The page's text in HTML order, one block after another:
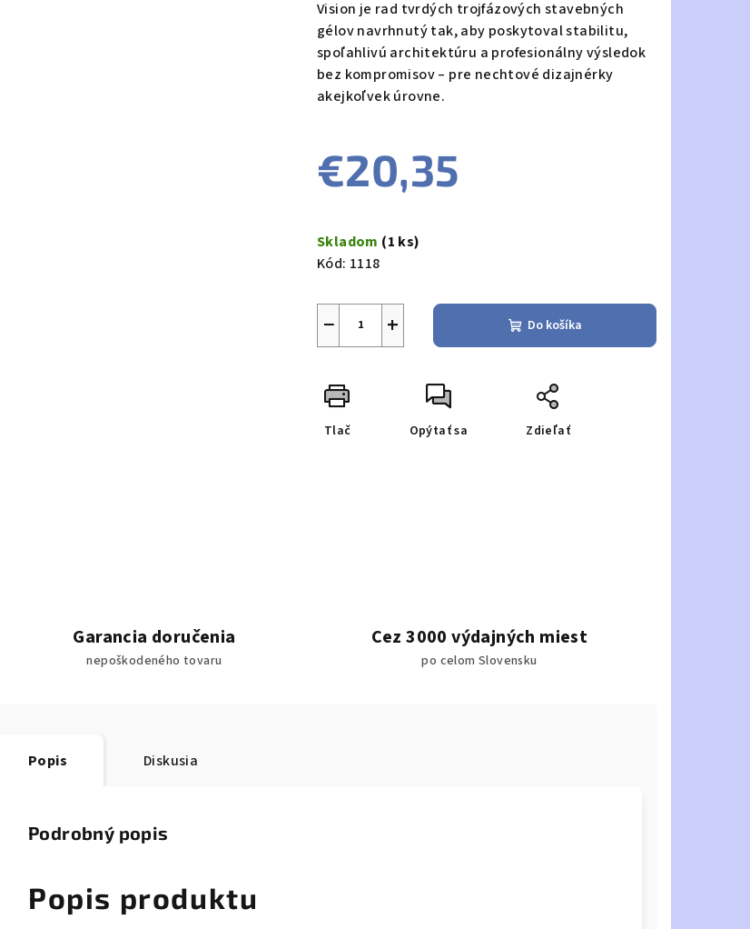
Vision je rad tvrdých trojfázových stavebných
gélov navrhnutý tak, aby poskytoval stabilitu,
spoľahlivú architektúru a profesionálny výsledok
bez kompromisov – pre nechtové dizajnérky
akejkoľvek úrovne.
€20,35
cena:
Skladom (1 ks)
Kód: 1118
+
− Do košíka
Tlač Opýtať sa Zdieľať
Garancia doručenia
nepoškodeného tovaru
Cez 3000 výdajných miest
po celom Slovensku
Popis Diskusia
Podrobný popis
Popis produktu